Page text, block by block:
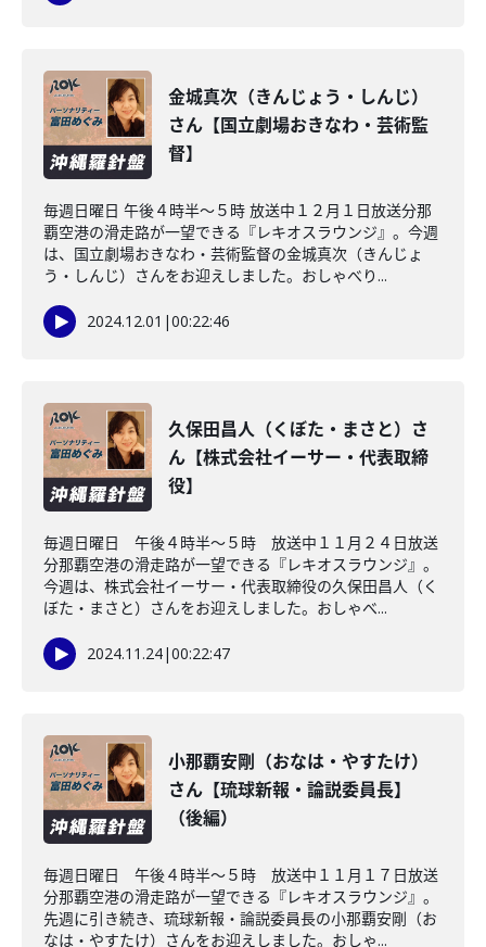
金城真次（きんじょう・しんじ）
さん【国立劇場おきなわ・芸術監
督】
毎週日曜日 午後４時半～５時 放送中１２月１日放送分那
覇空港の滑走路が一望できる『レキオスラウンジ』。今週
は、国立劇場おきなわ・芸術監督の金城真次（きんじょ
う・しんじ）さんをお迎えしました。おしゃべり...
2024.12.01 |00:22:46
久保田昌人（くぼた・まさと）さ
ん【株式会社イーサー・代表取締
役】
毎週日曜日 午後４時半～５時 放送中１１月２４日放送
分那覇空港の滑走路が一望できる『レキオスラウンジ』。
今週は、株式会社イーサー・代表取締役の久保田昌人（く
ぼた・まさと）さんをお迎えしました。おしゃべ...
2024.11.24|00:22:47
小那覇安剛（おなは・やすたけ）
さん【琉球新報・論説委員長】
（後編）
毎週日曜日 午後４時半～５時 放送中１１月１７日放送
分那覇空港の滑走路が一望できる『レキオスラウンジ』。
先週に引き続き、琉球新報・論説委員長の小那覇安剛（お
なは・やすたけ）さんをお迎えしました。おしゃ...